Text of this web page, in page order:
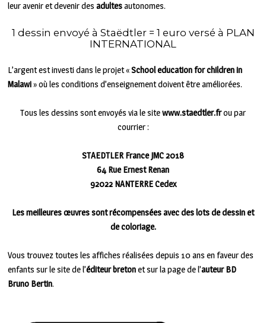
leur avenir et devenir desadultesautonomes.
1 dessin envoyé à Staëdtler = 1 euro versé à PLAN
INTERNATIONAL
L’argent est investi dans le projet «School education for children in
Malawi» où les conditions d’enseignement doivent être améliorées.
Tous les dessins sont envoyés via le sitewww.staedtler.frou par
courrier :
STAEDTLER France JMC 2018
64 Rue Ernest Renan
92022 NANTERRE Cedex
Les meilleures œuvres sont récompensées avec des lots de dessin et
de coloriage.
Vous trouvez toutes les affiches réalisées depuis 10 ans en faveur des
enfants sur le site de l’éditeur bretonet sur la page de l’auteur BD
Bruno Bertin.